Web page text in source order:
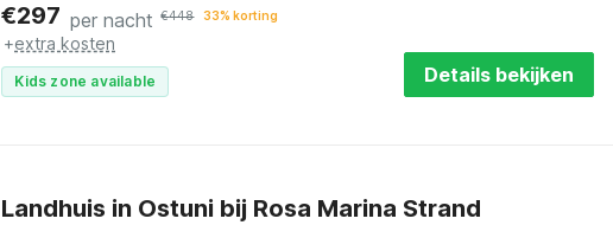
€297 per nacht €448 33% korting
+extra kosten
Kids zone available Details bekijken
Landhuis in Ostuni bij Rosa Marina Strand